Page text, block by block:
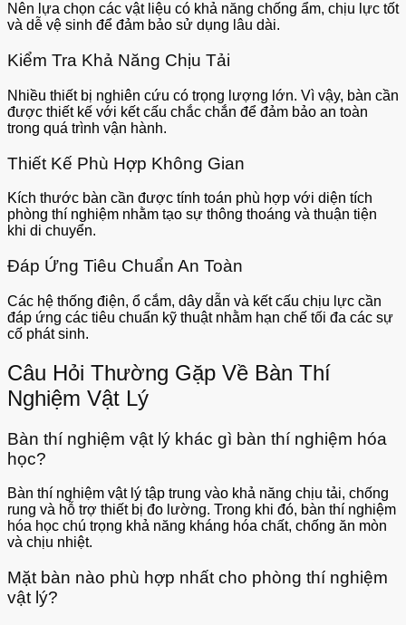
Nên lựa chọn các vật liệu có khả năng chống ẩm, chịu lực tốt
và dễ vệ sinh để đảm bảo sử dụng lâu dài.
Kiểm Tra Khả Năng Chịu Tải
Nhiều thiết bị nghiên cứu có trọng lượng lớn. Vì vậy, bàn cần
được thiết kế với kết cấu chắc chắn để đảm bảo an toàn
trong quá trình vận hành.
Thiết Kế Phù Hợp Không Gian
Kích thước bàn cần được tính toán phù hợp với diện tích
phòng thí nghiệm nhằm tạo sự thông thoáng và thuận tiện
khi di chuyển.
Đáp Ứng Tiêu Chuẩn An Toàn
Các hệ thống điện, ổ cắm, dây dẫn và kết cấu chịu lực cần
đáp ứng các tiêu chuẩn kỹ thuật nhằm hạn chế tối đa các sự
cố phát sinh.
Câu Hỏi Thường Gặp Về Bàn Thí
Nghiệm Vật Lý
Bàn thí nghiệm vật lý khác gì bàn thí nghiệm hóa
học?
Bàn thí nghiệm vật lý tập trung vào khả năng chịu tải, chống
rung và hỗ trợ thiết bị đo lường. Trong khi đó, bàn thí nghiệm
hóa học chú trọng khả năng kháng hóa chất, chống ăn mòn
và chịu nhiệt.
Mặt bàn nào phù hợp nhất cho phòng thí nghiệm
vật lý?